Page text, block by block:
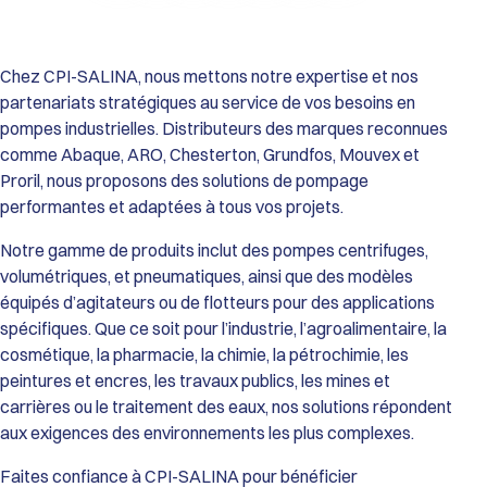
Viscosité : Capacité de transfert jusqu’à 55 000 cSt (modèle
HDX80).
Température de service : De 0°C à 70°C (Standard) et jusqu’à
80°C (avec tuyau EPDM).
Passage de solides : Particules dures jusqu’à 12 mm et
particules souples jusqu’à 20 mm.
Construction et Matériaux :
Roue et Couvercle : Fonte GS et Acier haute résistance.
Tuyaux Configurables (selon l’application) : Caoutchouc
Naturel (Standard), EPDM, Buna N (NBR), Buna N Alimentaire
(FDA), ou Hypalon.
Raccordements : Brides robustes ISO PN16 (Standard) ou ISO
PN20 / ANSI 150 (Option).
Atouts Opérationnels :
Fiabilité Maximale : Absence totale de garnitures mécaniques,
de clapets ou de vannes, éliminant les risques de fuites et de
blocages.
Maintenance Simplifiée : Le tuyau est l’unique pièce d’usure,
Chez CPI-SALINA, nous mettons notre expertise et nos
partenariats stratégiques au service de vos besoins en
pompes industrielles. Distributeurs des marques reconnues
comme Abaque, ARO, Chesterton, Grundfos, Mouvex et
Proril, nous proposons des solutions de pompage
performantes et adaptées à tous vos projets.
Notre gamme de produits inclut des pompes centrifuges,
volumétriques, et pneumatiques, ainsi que des modèles
équipés d’agitateurs ou de flotteurs pour des applications
spécifiques. Que ce soit pour l’industrie, l’agroalimentaire, la
cosmétique, la pharmacie, la chimie, la pétrochimie, les
peintures et encres, les travaux publics, les mines et
carrières ou le traitement des eaux, nos solutions répondent
aux exigences des environnements les plus complexes.
Faites confiance à CPI-SALINA pour bénéficier